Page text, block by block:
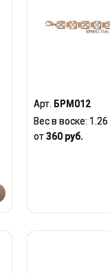
Арт. БРМ012
Вес в воске: 1.26
от360 руб.